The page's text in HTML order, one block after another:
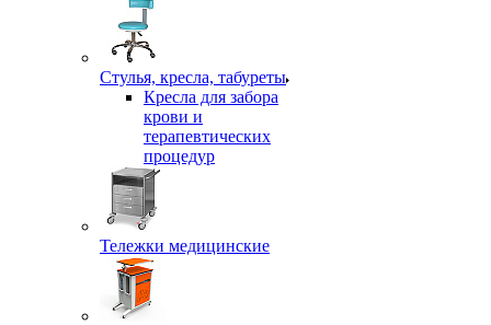
Стулья, кресла, табуреты
Кресла для забора
крови и
терапевтических
процедур
Тележки медицинские